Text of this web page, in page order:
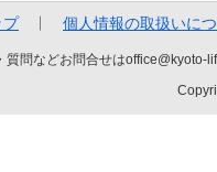
プ 個人情報の取扱いに
質問などお問合せは